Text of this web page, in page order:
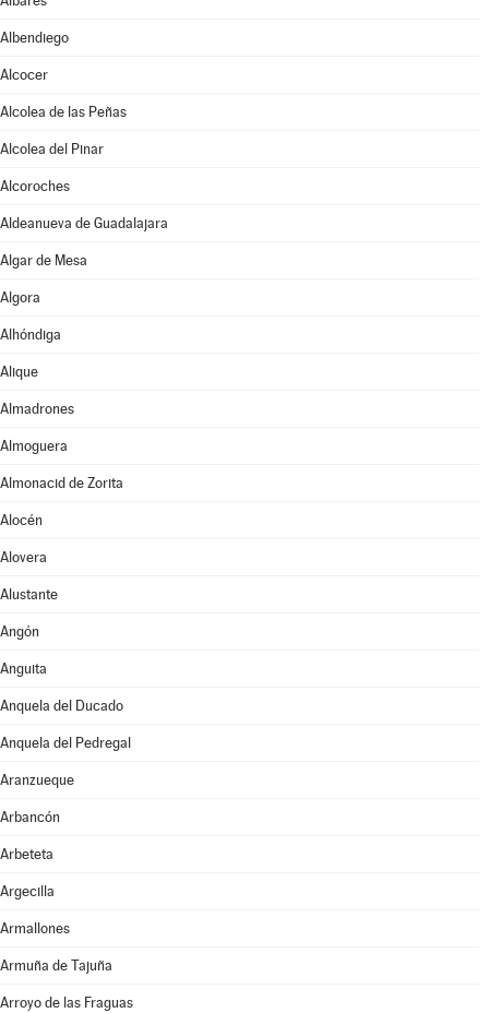
Albendiego
Alcocer
Alcolea de las Peñas
Alcolea del Pinar
Alcoroches
Aldeanueva de Guadalajara
Algar de Mesa
Algora
Alhóndiga
Alique
Almadrones
Almoguera
Almonacid de Zorita
Alocén
Alovera
Alustante
Angón
Anguita
Anquela del Ducado
Anquela del Pedregal
Aranzueque
Arbancón
Arbeteta
Argecilla
Armallones
Armuña de Tajuña
Arroyo de las Fraguas